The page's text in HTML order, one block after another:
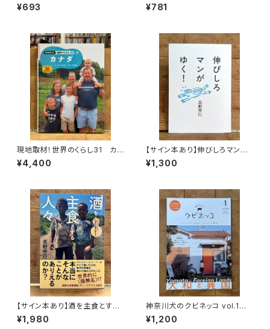
¥693 ¥781
現地取材！世界のくらし31 カナ
ダ
¥4,400
【サイン本あり】伸びしろマンが
ゆく！
¥1,300
【サイン本あり】酒を主食とする
人々 エチオピアの科学的秘境
を旅する
¥1,980
神奈川犬のクビネッコ vol.1
特集：大和と異国
¥1,200